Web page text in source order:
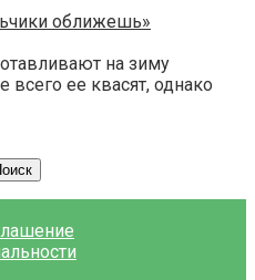
оближешь»
на зиму
всего ее квасят, однако